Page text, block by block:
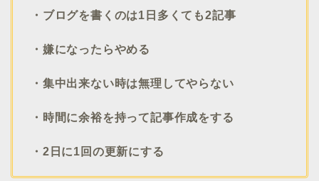
・ブログを書くのは1日多くても2記事
・嫌になったらやめる
・集中出来ない時は無理してやらない
・時間に余裕を持って記事作成をする
・2日に1回の更新にする